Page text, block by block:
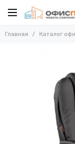
Офисные и
Офисные кресла
Кресла для
Усиленные кресла
Конференц-кресла
Эргономичные
Кресла для
Главная Каталог